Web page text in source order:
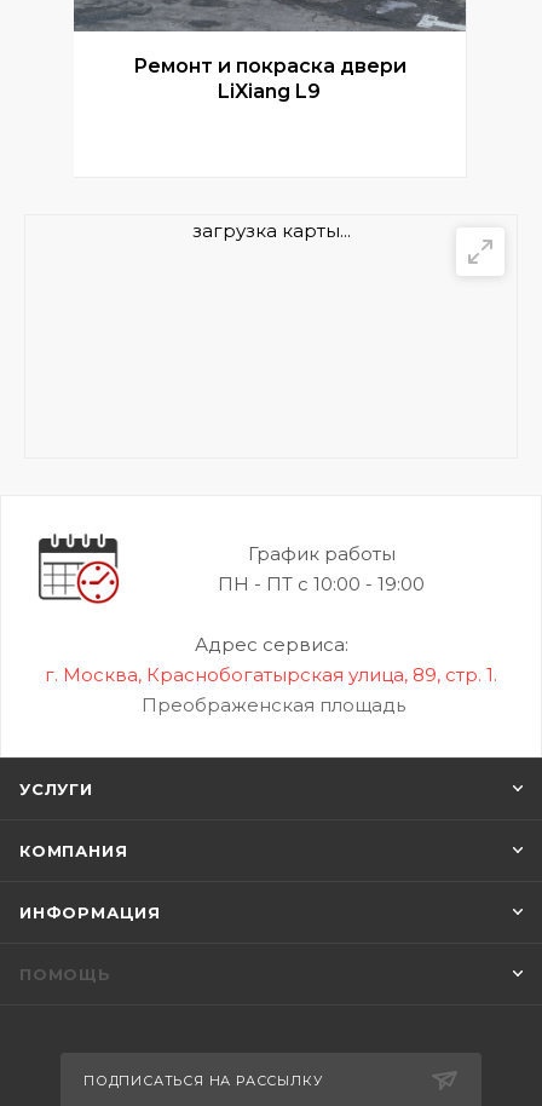
Ремонт и покраска двери
LiXiang L9
загрузка карты...
График работы
ПН - ПТ с 10:00 - 19:00
Адрес сервиса:
г. Москва, Краснобогатырская улица, 89, стр. 1.
Преображенская площадь
УСЛУГИ
КОМПАНИЯ
ИНФОРМАЦИЯ
ПОМОЩЬ
ПОДПИСАТЬСЯ НА РАССЫЛКУ